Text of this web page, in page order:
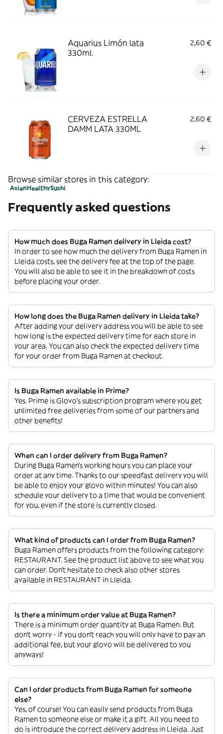
Aquarius Limón lata
330ml.
2,60 €
CERVEZA ESTRELLA
DAMM LATA 330ML
2,60 €
Browse similar stores in this category:
AsianHealthySushi
Frequently asked questions
How much does Buga Ramen delivery in Lleida cost?
In order to see how much the delivery from Buga Ramen in
Lleida costs, see the delivery fee at the top of the page.
You will also be able to see it in the breakdown of costs
before placing your order.
How long does the Buga Ramen delivery in Lleida take?
After adding your delivery address you will be able to see
how long is the expected delivery time for each store in
your area. You can also check the expected delivery time
for your order from Buga Ramen at checkout.
Is Buga Ramen available in Prime?
Yes. Prime is Glovo’s subscription program where you get
unlimited free deliveries from some of our partners and
other benefits!
When can I order delivery from Buga Ramen?
During Buga Ramen’s working hours you can place your
order at any time. Thanks to our speedfast delivery you will
be able to enjoy your glovo within minutes! You can also
schedule your delivery to a time that would be convenient
for you, even if the store is currently closed.
What kind of products can I order from Buga Ramen?
Buga Ramen offers products from the following category:
RESTAURANT. See the product list above to see what you
can order. Don’t hesitate to check also other stores
available in RESTAURANT in Lleida.
Is there a minimum order value at Buga Ramen?
There is a minimum order quantity at Buga Ramen. But
don’t worry - if you don’t reach you will only have to pay an
additional fee, but your glovo will be delivered to you
anyways!
Can I order products from Buga Ramen for someone
else?
Yes, of course! You can easily send products from Buga
Ramen to someone else or make it a gift. All you need to
do is introduce the correct delivery address in Lleida. Just